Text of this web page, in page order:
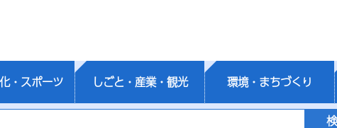
・スポーツ しごと・産業・観光 環境・まちづくり